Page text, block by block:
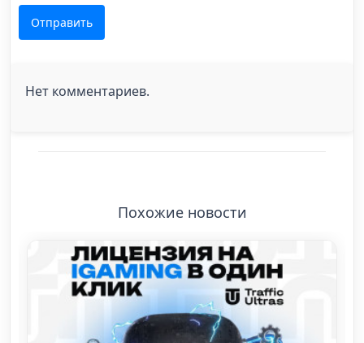
Отправить
Нет комментариев.
Похожие новости